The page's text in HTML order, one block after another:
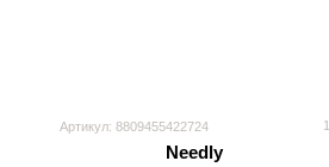
Артикул: 8809455422724 1
Needly